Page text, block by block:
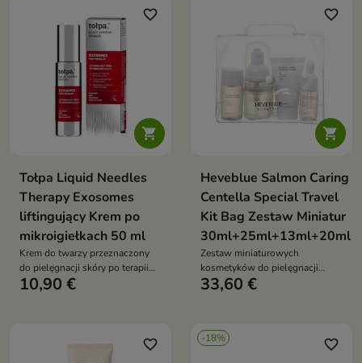
Q10 i składników
regenerujących wspiera
naturalne procesy odnowy
skóry, pozostawiając ją miękką,
promienną i pełną komfortu

favorite_border
Tołpa Liquid Needles
Therapy Exosomes
liftingujący Krem po
mikroigiełkach 50 ml
Krem do twarzy przeznaczony
do pielęgnacji skóry po terapii
mikroigiełkami, który koi
10,90 €

favorite_border
Heveblue Salmon Caring
Centella Special Travel
Kit Bag Zestaw Miniatur
30ml+25ml+13ml+20ml
Zestaw miniaturowych
kosmetyków do pielęgnacji
twarzy, który zapewnia
linii pielęgnacyjnej
33,60 €
favorite_border -18% favorite_border